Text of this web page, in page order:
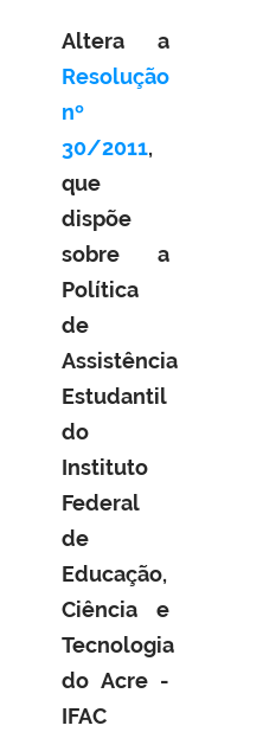
Altera a
Resolução
nº
30/2011,
que
dispõe
sobre a
Política
de
Assistência
Estudantil
do
Instituto
Federal
de
Educação,
Ciência e
Tecnologia
do Acre -
IFAC